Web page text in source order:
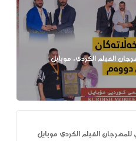
الفيلم الكردي، موبايل
للمهرجان الفيلم الكردي موبايل